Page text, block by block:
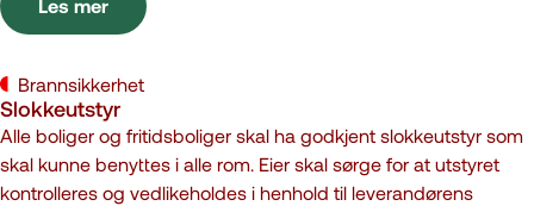
Les mer
Brannsikkerhet
Slokkeutstyr
Alle boliger og fritidsboliger skal ha godkjent slokkeutstyr som
skal kunne benyttes i alle rom. Eier skal sørge for at utstyret
kontrolleres og vedlikeholdes i henhold til leverandørens